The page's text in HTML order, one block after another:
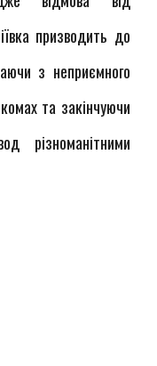
призводить до
з неприємного
та закінчуючи
різноманітними